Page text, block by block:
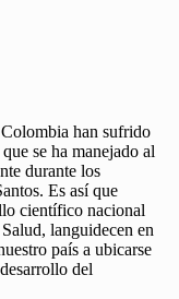
han sufrido
se ha manejado al
durante los
Es así que
científico nacional
languidecen en
país a ubicarse
del